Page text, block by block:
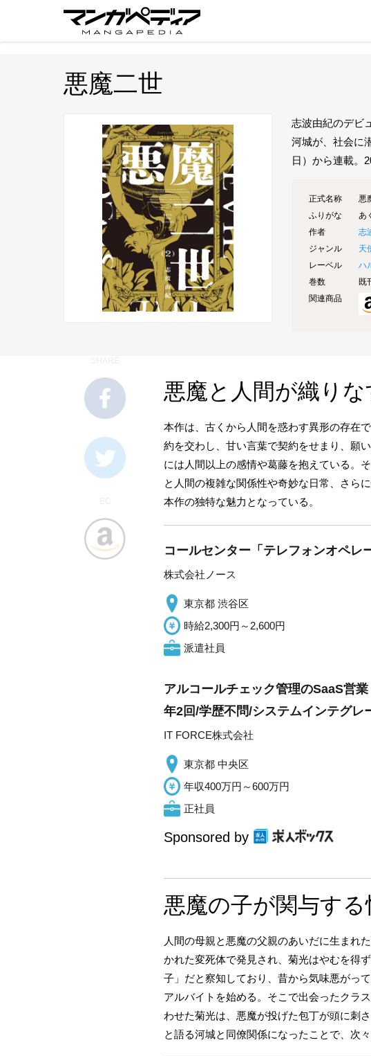
悪魔二世
志波由紀のデビ
河城が、社会に
日）から連載。
正式名称
悪
ふりがな
あ
作者
志
ジャンル
天
レーベル
ハ
巻数
既
関連商品
悪魔と人間が織り
本作は、古くから人間を惑わす異形の存在
約を交わし、甘い言葉で契約をせまり、願
には人間以上の感情や葛藤を抱えている。
と人間の複雑な関係性や奇妙な日常、さら
本作の独特な魅力となっている。
コールセンター「テレフォンオペレ
株式会社ノース
東京都 渋谷区
時給2,300円～2,600円
派遣社員
アルコールチェック管理のSaaS営
年2回/学歴不問/システムインテグレ
IT FORCE株式会社
東京都 中央区
年収400万円～600万円
正社員
Sponsored by
悪魔の子が関与する
人間の母親と悪魔の父親のあいだに生まれ
かれた変死体で発見され、菊光はやむを得
子」だと察知しており、昔から気味悪がっ
アルバイトを始める。そこで出会ったクラ
わせた菊光は、悪魔が投げた包丁が頭に刺
と語る河城と同僚関係になったことで、次